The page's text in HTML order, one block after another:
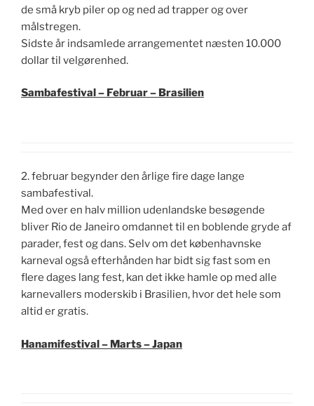
de små kryb piler op og ned ad trapper og over
målstregen.
Sidste år indsamlede arrangementet næsten 10.000
dollar til velgørenhed.
Sambafestival – Februar – Brasilien
2. februar begynder den årlige fire dage lange
sambafestival.
Med over en halv million udenlandske besøgende
bliver Rio de Janeiro omdannet til en boblende gryde af
parader, fest og dans. Selv om det københavnske
karneval også efterhånden har bidt sig fast som en
flere dages lang fest, kan det ikke hamle op med alle
karnevallers moderskib i Brasilien, hvor det hele som
altid er gratis.
Hanamifestival – Marts – Japan